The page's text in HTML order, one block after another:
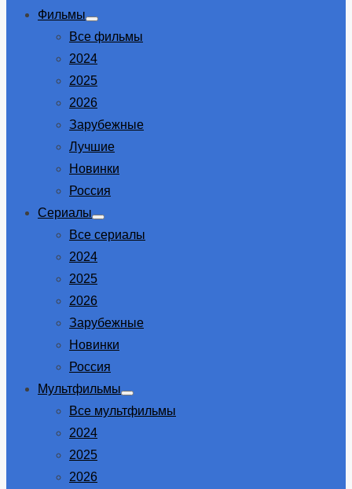
Фильмы
Show
sub
Все фильмы
2024
2025
2026
Зарубежные
Лучшие
Новинки
Россия
Сериалы
Show
sub
Все сериалы
2024
2025
2026
Зарубежные
Новинки
Россия
Мультфильмы
Show
sub
Все мультфильмы
2024
2025
2026